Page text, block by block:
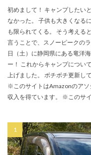
初めまして！ キャンプしたい
なかった。 子供も大きくなる
も限られてくる。 そう考える
言うことで、スノーピークの
日（土）に静岡県にある竜洋
ー！ これからキャンプについ
上げました。 ボチボチ更新し
※このサイトはAmazonのアソ
収入を得ています。 ※このサ